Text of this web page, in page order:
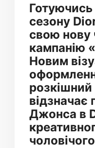
сезону
свою нову
кампанію
Новим
відзначає
Джонса в